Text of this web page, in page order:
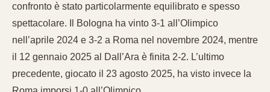
confronto è stato particolarmente equilibrato e spesso
spettacolare. Il Bologna ha vinto 3-1 all’Olimpico
nell’aprile 2024 e 3-2 a Roma nel novembre 2024, mentre
il 12 gennaio 2025 al Dall’Ara è finita 2-2. L’ultimo
precedente, giocato il 23 agosto 2025, ha visto invece la